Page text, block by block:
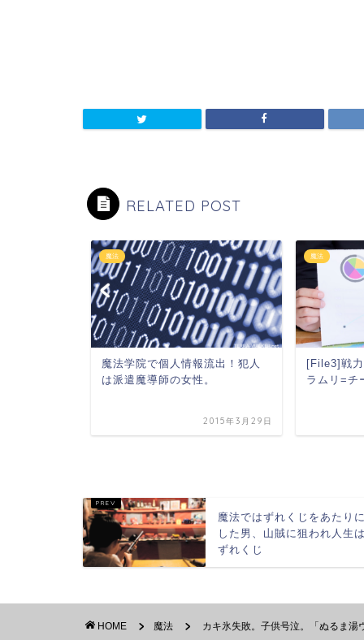
RELATED POST
魔法
魔法学院で個人情報流出！犯人
は派遣魔導師の女性。
2015年3月29日
魔法
[File3]戦
ラムリ=チ
魔法ではずれくじをあたり
した男、山賊に狙われ人生
ずれくじ
HOME 魔法 カキ氷失敗。子供号泣。「ぬるま